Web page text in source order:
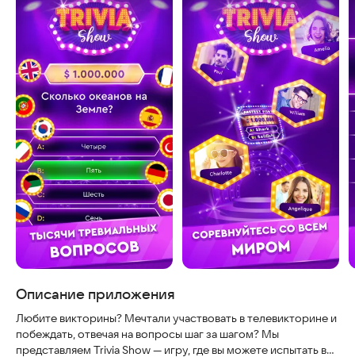
Описание приложения
Любите викторины? Мечтали участвовать в телевикторине и
побеждать, отвечая на вопросы шаг за шагом? Мы
представляем Trivia Show — игру, где вы можете испытать все